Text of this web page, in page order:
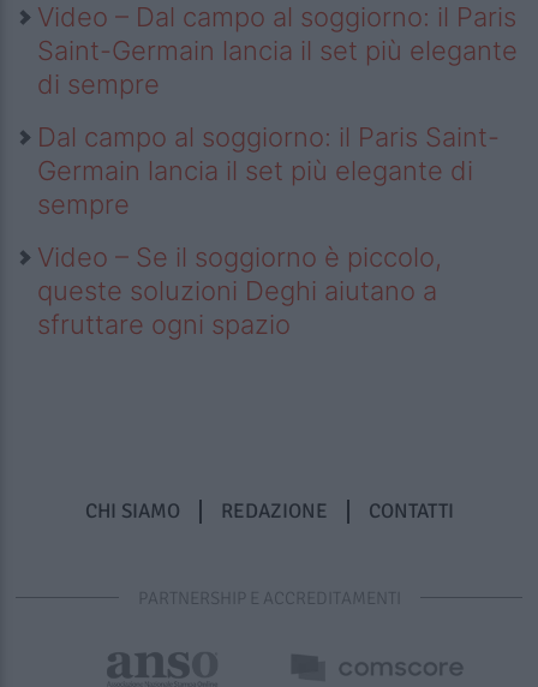
Video – Dal campo al soggiorno: il Paris
Saint-Germain lancia il set più elegante
di sempre
Dal campo al soggiorno: il Paris Saint-
Germain lancia il set più elegante di
sempre
Video – Se il soggiorno è piccolo,
queste soluzioni Deghi aiutano a
sfruttare ogni spazio
CHI SIAMO REDAZIONE CONTATTI
PARTNERSHIP E ACCREDITAMENTI